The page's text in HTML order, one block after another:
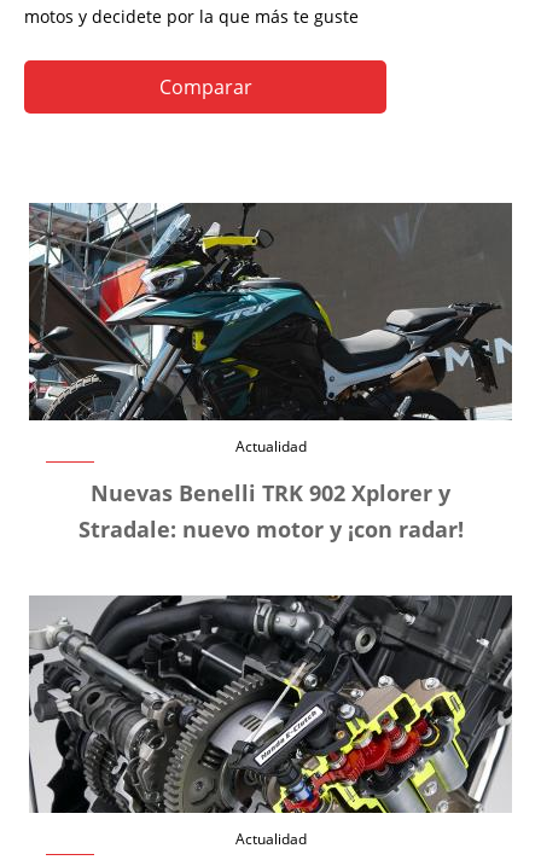
motos y decidete por la que más te guste
Comparar
Actualidad
Nuevas Benelli TRK 902 Xplorer y
Stradale: nuevo motor y ¡con radar!
Actualidad